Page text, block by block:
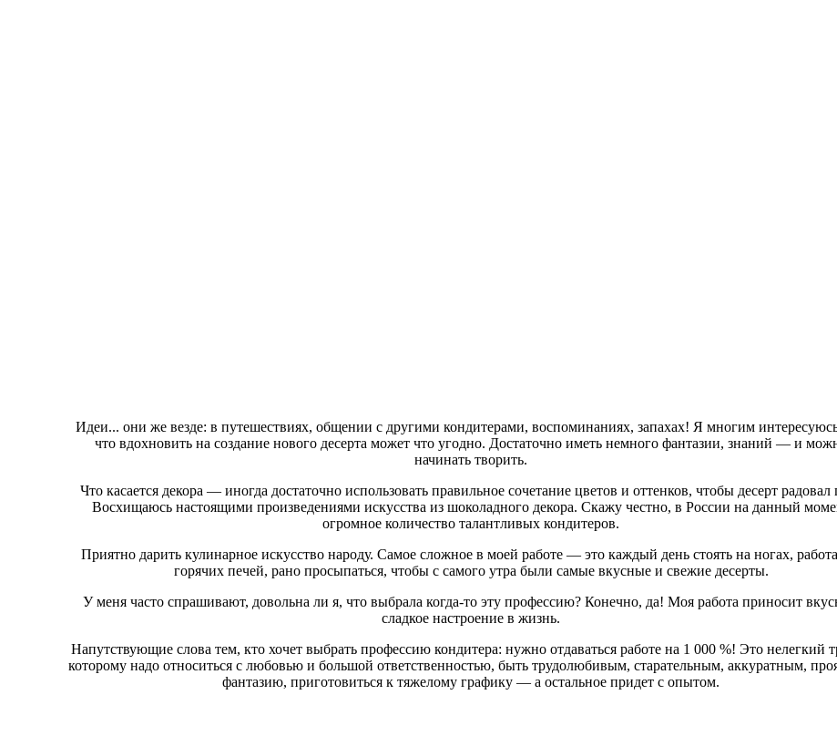
Идеи... они же везде: в путешествиях, общении с другими кондитерами, воспоминаниях, запахах! Я многим
что вдохновить на создание нового десерта может что угодно. Достаточно иметь немного фантазии, знаний — и
начинать творить.
Что касается декора — иногда достаточно использовать правильное сочетание цветов и оттенков, чтобы десерт радовал
Восхищаюсь настоящими произведениями искусства из шоколадного декора. Скажу честно, в России на данный
огромное количество талантливых кондитеров.
Приятно дарить кулинарное искусство народу. Самое сложное в моей работе — это каждый день стоять на ногах,
горячих печей, рано просыпаться, чтобы с самого утра были самые вкусные и свежие десерты.
У меня часто спрашивают, довольна ли я, что выбрала когда-то эту профессию? Конечно, да! Моя работа приносит
сладкое настроение в жизнь.
Напутствующие слова тем, кто хочет выбрать профессию кондитера: нужно отдаваться работе на 1 000 %! Это нелегкий
которому надо относиться с любовью и большой ответственностью, быть трудолюбивым, старательным, аккуратным,
фантазию, приготовиться к тяжелому графику — а остальное придет с опытом.